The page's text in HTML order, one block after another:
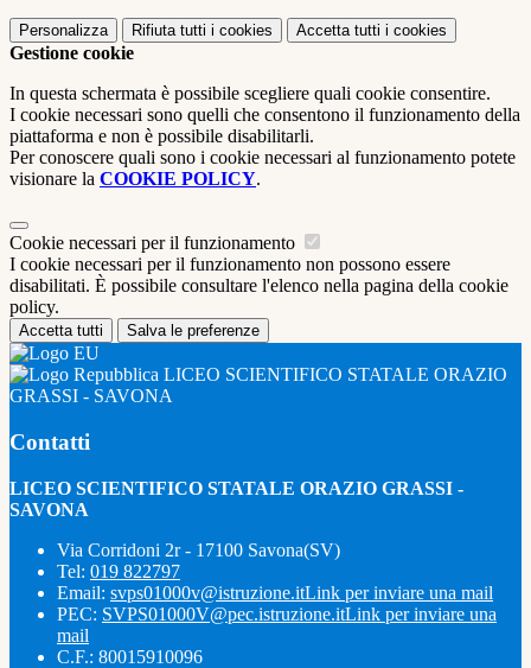
Personalizza Rifiuta tutti i cookies Accetta tutti i cookies
Gestione cookie
In questa schermata è possibile scegliere quali cookie consentire.
I cookie necessari sono quelli che consentono il funzionamento della
piattaforma e non è possibile disabilitarli.
Per conoscere quali sono i cookie necessari al funzionamento potete
visionare la COOKIE POLICY.
Cookie necessari per il funzionamento
I cookie necessari per il funzionamento non possono essere
disabilitati. È possibile consultare l'elenco nella pagina della cookie
policy.
Accetta tutti Salva le preferenze
LICEO SCIENTIFICO STATALE ORAZIO
GRASSI - SAVONA
Contatti
LICEO SCIENTIFICO STATALE ORAZIO GRASSI -
SAVONA
Via Corridoni 2r - 17100 Savona(SV)
Tel: 019 822797
Email: svps01000v@istruzione.itLink per inviare una mail
PEC: SVPS01000V@pec.istruzione.itLink per inviare una
mail
C.F.: 80015910096